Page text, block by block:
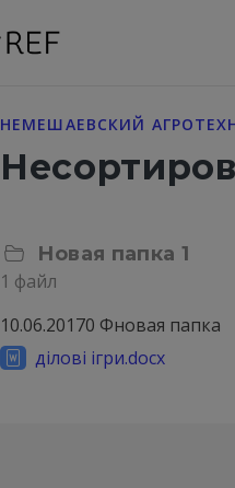
НЕМЕШАЕВСКИЙ
Новая папка 1
1 файл
10.06.20170 Фновая папка
ділові ігри.docx